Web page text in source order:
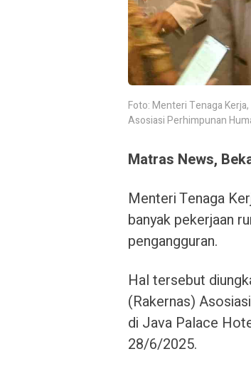
Foto: Menteri Tenaga
Asosiasi Perhimpunan
Matras News,
Menteri Tenaga
banyak pekerjaan
pengangguran.
Hal tersebut
(Rakernas)
di Java Palace
28/6/2025.